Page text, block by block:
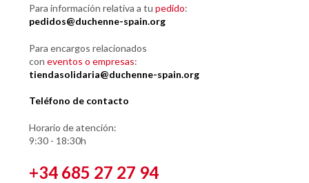
Para información relativa a tu pedido:
pedidos@duchenne-spain.org
Para encargos relacionados
con eventos o empresas:
tiendasolidaria@duchenne-spain.org
Teléfono de contacto
Horario de atención:
9:30 - 18:30h
+34 685 27 27 94